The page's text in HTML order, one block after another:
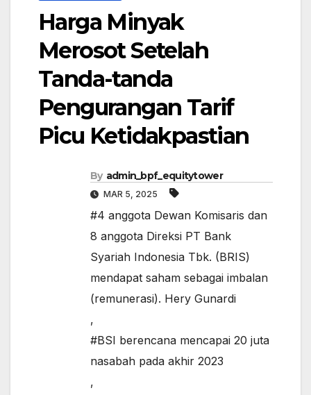
Harga Minyak
Merosot Setelah
Tanda-tanda
Pengurangan Tarif
Picu Ketidakpastian
By admin_bpf_equitytower
MAR 5, 2025
#4 anggota Dewan Komisaris dan
8 anggota Direksi PT Bank
Syariah Indonesia Tbk. (BRIS)
mendapat saham sebagai imbalan
(remunerasi). Hery Gunardi
,
#BSI berencana mencapai 20 juta
nasabah pada akhir 2023
,